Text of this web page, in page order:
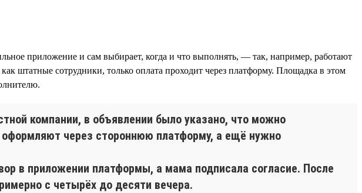
приложение и сам выбирает, когда и что выполнять, — так, например, работают
штатные сотрудники, только оплата проходит через платформу. Площадка в этом
компании, в объявлении было указано, что можно
оформляют через стороннюю платформу, а ещё нужно
в приложении платформы, а мама подписала согласие. После
с четырёх до десяти вечера.